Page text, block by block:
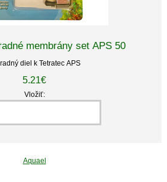
membrány set APS 50
diel k Tetratec APS
5.21€
Vložiť:
Aquael